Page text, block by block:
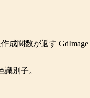
成関数が返す GdImage
識別子。